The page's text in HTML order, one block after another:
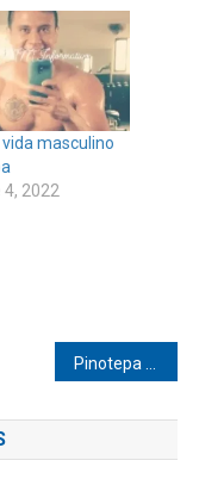
masculino
2022